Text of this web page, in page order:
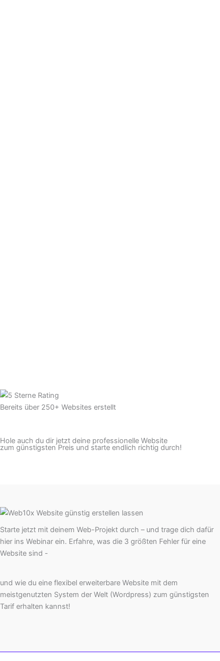
Bereits über 250+ Websites erstellt
Hole auch du dir jetzt deine professionelle Website
zum günstigsten Preis und starte endlich richtig durch!
Starte jetzt mit deinem Web-Projekt durch – und trage dich dafür
hier ins Webinar ein. Erfahre, was die 3 größten Fehler für eine
Website sind -
und wie du eine flexibel erweiterbare Website mit dem
meistgenutzten System der Welt (Wordpress) zum günstigsten
Tarif erhalten kannst!